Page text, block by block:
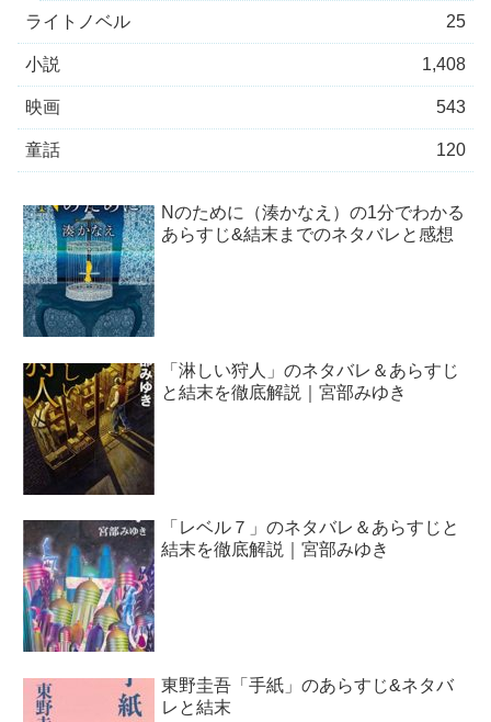
ライトノベル 25
小説 1,408
映画 543
童話 120
Nのために（湊かなえ）の1分でわかる
あらすじ&結末までのネタバレと感想
「淋しい狩人」のネタバレ＆あらすじ
と結末を徹底解説｜宮部みゆき
「レベル７」のネタバレ＆あらすじと
結末を徹底解説｜宮部みゆき
東野圭吾「手紙」のあらすじ&ネタバ
レと結末